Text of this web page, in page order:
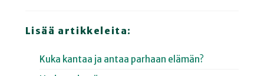
Lisää artikkeleita:
Kuka kantaa ja antaa parhaan elämän?